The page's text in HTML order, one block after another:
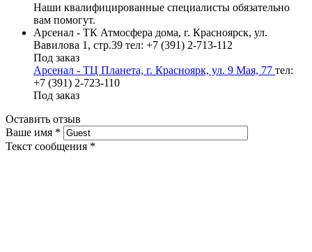
Наши квалифицированные специалисты обязательно
вам помогут.
Арсенал - ТК Атмосфера дома, г. Красноярск, ул.
Вавилова 1, стр.39 тел: +7 (391) 2-713-112
Под заказ
Арсенал - ТЦ Планета, г. Красноярк, ул. 9 Мая, 77 тел:
+7 (391) 2-723-110
Под заказ
Оставить отзыв
Ваше имя *
Текст сообщения *